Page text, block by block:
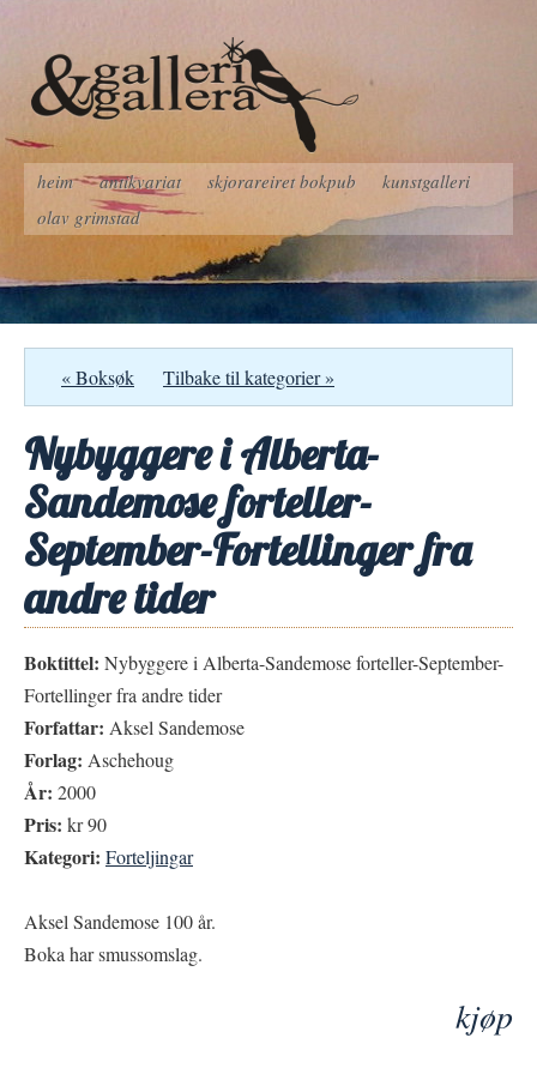
heim antikvariat skjorareiret bokpub
kunstgalleri
olav grimstad
« Boksøk Tilbake til kategorier »
Nybyggere i Alberta-
Sandemose forteller-
September-Fortellinger fra
andre tider
Boktittel: Nybyggere i Alberta-Sandemose forteller-September-
Fortellinger fra andre tider
Forfattar: Aksel Sandemose
Forlag: Aschehoug
År: 2000
Pris: kr 90
Kategori: Forteljingar
Aksel Sandemose 100 år.
Boka har smussomslag.
kjøp